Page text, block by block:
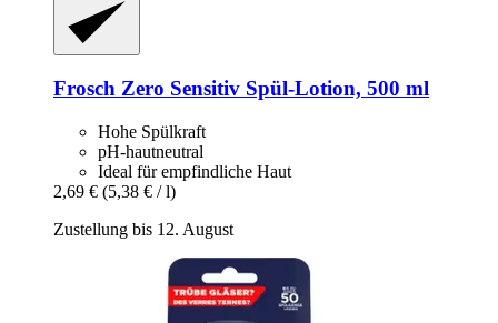
Frosch Zero Sensitiv Spül-​Lotion, 500 ml
Hohe Spülkraft
pH-hautneutral
Ideal für empfindliche Haut
2,69 € (5,38 € / l)
Zustellung bis 12. August